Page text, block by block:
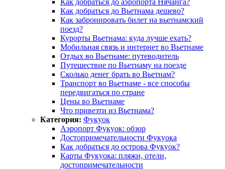
Как добраться до Вьетнама дешево?
Как забронировать билет на вьетнамский
поезд?
Курорты Вьетнама: куда лучше ехать?
Мобильная связь и интернет во Вьетнаме
Отдых во Вьетнаме: путеводитель
Путешествие по Вьетнаму на поезде
Сколько денег брать во Вьетнам?
Транспорт во Вьетнаме - все способы
передвигаться по стране
Цены во Вьетнаме
Что привезти из Вьетнама?
Категория: Фукуок
Аэропорт Фукуок: обзор
Достопримечательности Фукуока
Как добраться до острова Фукуок?
Карты Фукуока: пляжи, отели,
достопримечательности